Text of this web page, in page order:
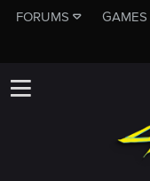
FORUMS GAMES